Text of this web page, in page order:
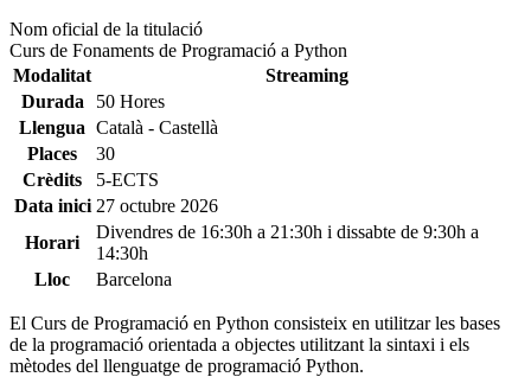
Nom oficial de la titulació
Curs de Fonaments de Programació a Python
Modalitat
Streaming
Durada
50 Hores
Llengua Català - Castellà
Places
30
Crèdits
5-ECTS
Data inici 27 octubre 2026
Horari
Divendres de 16:30h a 21:30h i dissabte de 9:30h a
14:30h
Lloc
Barcelona
El Curs de Programació en Python consisteix en utilitzar les bases
de la programació orientada a objectes utilitzant la sintaxi i els
mètodes del llenguatge de programació Python.